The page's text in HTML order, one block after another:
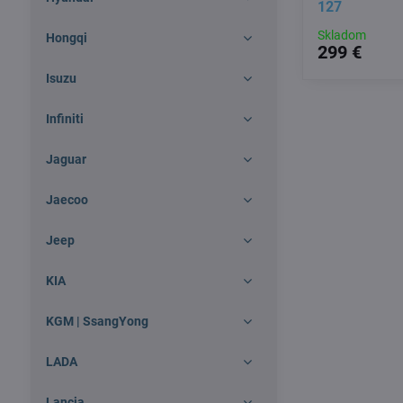
127
Skladom
299 €
Hongqi
Isuzu
Infiniti
Jaguar
Jaecoo
Jeep
KIA
KGM | SsangYong
LADA